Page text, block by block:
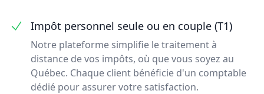
Impôt personnel seule ou en couple (T1)
Notre plateforme simplifie le traitement à
distance de vos impôts, où que vous soyez au
Québec. Chaque client bénéficie d'un comptable
dédié pour assurer votre satisfaction.